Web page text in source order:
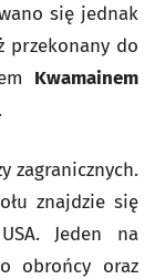
się jednak
przekonany do
Kwamainem
zagranicznych.
znajdzie się
Jeden na
obrońcy oraz